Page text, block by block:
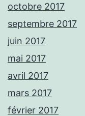
octobre 2017
septembre 2017
juin 2017
mai 2017
avril 2017
mars 2017
février 2017